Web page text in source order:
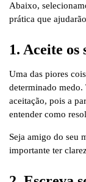
Abaixo,
prática que
1. Aceite os
Uma das piores
determinado medo.
aceitação, pois a
entender como
Seja amigo do seu
importante ter